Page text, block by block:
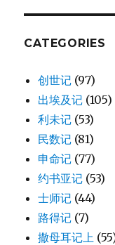
11)
CATEGORIES
创世记 (97)
出埃及记 (105)
利未记 (53)
民数记 (81)
申命记 (77)
约书亚记 (53)
士师记 (44)
路得记 (7)
撒母耳记上